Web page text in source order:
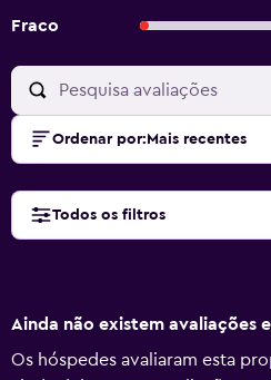
Fraco
Ordenar por: Mais recentes
Todos os filtros
Ainda não existem avaliações
Os hóspedes avaliaram esta